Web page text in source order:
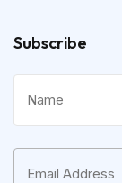
Subscribe